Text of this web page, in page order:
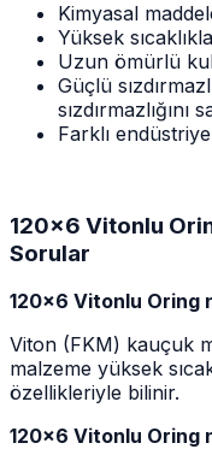
Kimyasal
Yüksek
Uzun ömürlü
Güçlü
sızdırmazlığını
Farklı
120x6 Vitonlu
Sorular
120x6 Vitonlu Oring
Viton (FKM) kauçuk
malzeme yüksek
özellikleriyle bilinir.
120x6 Vitonlu Oring